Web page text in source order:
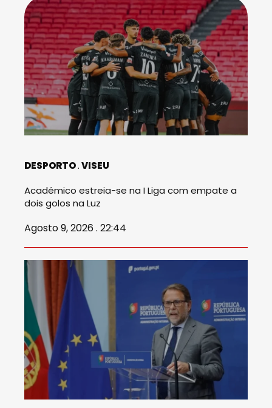
DESPORTO VISEU
Académico estreia-se na I Liga com empate a
dois golos na Luz
Agosto 9, 2026 . 22:44